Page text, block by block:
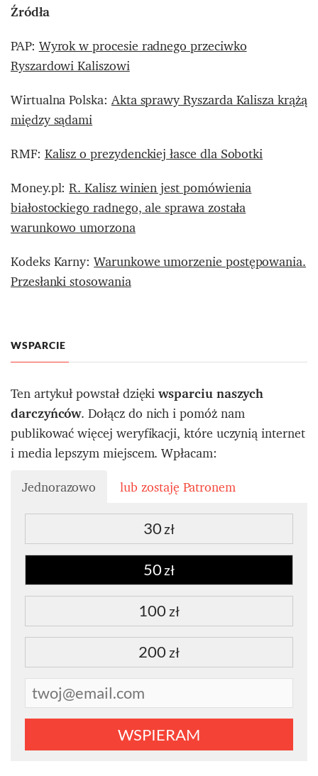
Źródła
PAP:Wyrok w procesie radnego przeciwko
Ryszardowi Kaliszowi
Wirtualna Polska:Akta sprawy Ryszarda Kalisza krążą
między sądami
RMF:Kalisz o prezydenckiej łasce dla Sobotki
Money.pl:R. Kalisz winien jest pomówienia
białostockiego radnego, ale sprawa została
warunkowo umorzona
Kodeks Karny:Warunkowe umorzenie postępowania.
Przesłanki stosowania
WSPARCIE
Ten artykuł powstał dziękiwsparciu naszych
darczyńców. Dołącz do nich i pomóż nam
publikować więcej weryfikacji, które uczynią internet
i media lepszym miejscem. Wpłacam:
Jednorazowo
lub zostaję Patronem
30 zł
50 zł
100 zł
200 zł
WSPIERAM